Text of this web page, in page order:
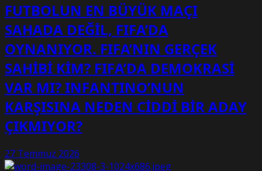
FUTBOLUN EN BÜYÜK MAÇI
SAHADA DEĞİL, FIFA’DA
OYNANIYOR. FIFA’NIN GERÇEK
SAHİBİ KİM? FIFA’DA DEMOKRASİ
VAR MI? INFANTINO’NUN
KARŞISINA NEDEN CİDDİ BİR ADAY
ÇIKMIYOR?
27 Temmuz 2026